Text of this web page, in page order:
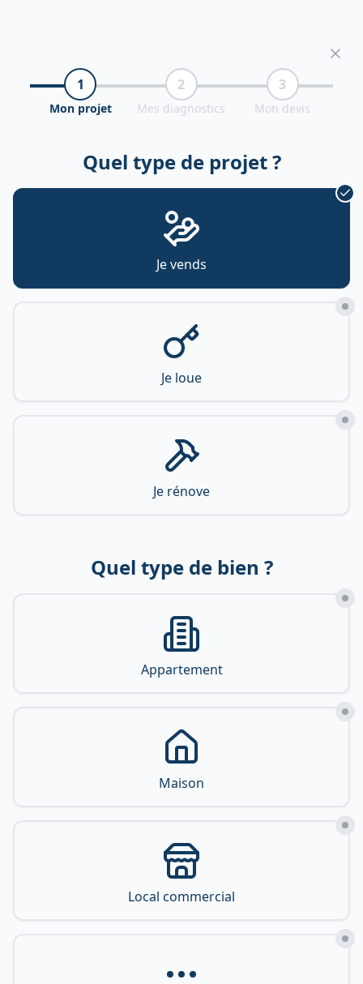
1
Mon projet
2
Mes diagnostics
3
Mon devis
Quel type de projet ?
Je vends
Je loue
Je rénove
Quel type de bien ?
Appartement
Maison
Local commercial